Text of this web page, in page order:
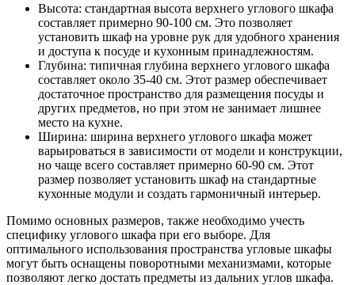
Высота: стандартная высота верхнего углового шкафа
составляет примерно 90-100 см. Это позволяет
установить шкаф на уровне рук для удобного хранения
и доступа к посуде и кухонным принадлежностям.
Глубина: типичная глубина верхнего углового шкафа
составляет около 35-40 см. Этот размер обеспечивает
достаточное пространство для размещения посуды и
других предметов, но при этом не занимает лишнее
место на кухне.
Ширина: ширина верхнего углового шкафа может
варьироваться в зависимости от модели и конструкции,
но чаще всего составляет примерно 60-90 см. Этот
размер позволяет установить шкаф на стандартные
кухонные модули и создать гармоничный интерьер.
Помимо основных размеров, также необходимо учесть
специфику углового шкафа при его выборе. Для
оптимального использования пространства угловые шкафы
могут быть оснащены поворотными механизмами, которые
позволяют легко достать предметы из дальних углов шкафа.